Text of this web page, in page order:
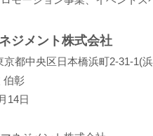
ジメント株式会社
京都中央区日本橋浜町2-31-1(
伯彰
14日